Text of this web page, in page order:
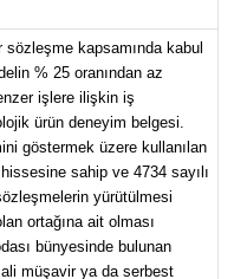
kapsamında kabul
% 25 oranından az
işlere ilişkin iş
ürün deneyim belgesi.
göstermek üzere kullanılan
sahip ve 4734 sayılı
yürütülmesi
ortağına ait olması
bünyesinde bulunan
müşavir ya da serbest